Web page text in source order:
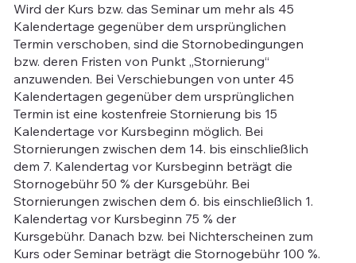
Wird der Kurs bzw. das Seminar um mehr als 45
Kalendertage gegenüber dem ursprünglichen
Termin verschoben, sind die Stornobedingungen
bzw. deren Fristen von Punkt „Stornierung“
anzuwenden. Bei Verschiebungen von unter 45
Kalendertagen gegenüber dem ursprünglichen
Termin ist eine kostenfreie Stornierung bis 15
Kalendertage vor Kursbeginn möglich. Bei
Stornierungen zwischen dem 14. bis einschließlich
dem 7. Kalendertag vor Kursbeginn beträgt die
Stornogebühr 50 % der Kursgebühr. Bei
Stornierungen zwischen dem 6. bis einschließlich 1.
Kalendertag vor Kursbeginn 75 % der
Kursgebühr. Danach bzw. bei Nichterscheinen zum
Kurs oder Seminar beträgt die Stornogebühr 100 %.